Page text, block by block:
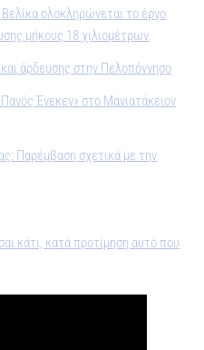
ολοκληρώνεται το έργο
μήκους 18 χιλιομέτρων
άρδευσης στην Πελοπόννησο
Ένεκεν» στο Μανιατάκειον
Παρέμβαση σχετικά με την
κάτι, κατά προτίμηση αυτό που